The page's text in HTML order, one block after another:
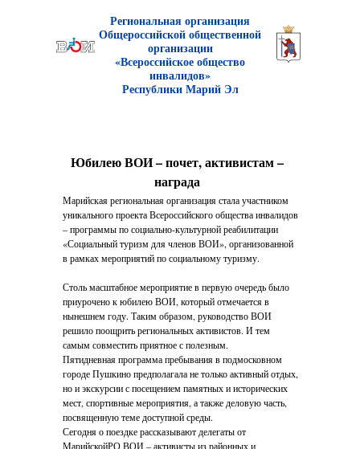
Региональная организация
Общероссийской общественной
организации
«Всероссийское общество
инвалидов»
Республики Марий Эл
Юбилею ВОИ – почет, активистам –
награда
Марийская региональная организация стала участником
уникального проекта Всероссийского общества инвалидов
– программы по социально-культурной реабилитации
«Социальный туризм для членов ВОИ», организованной
в рамках мероприятий по социальному туризму.
Столь масштабное мероприятие в первую очередь было
приурочено к юбилею ВОИ, который отмечается в
нынешнем году. Таким образом, руководство ВОИ
решило поощрить региональных активистов. И тем
самым совместить приятное с полезным.
Пятидневная программа пребывания в подмосковном
городе Пушкино предполагала не только активный отдых,
но и экскурсии с посещением памятных и исторических
мест, спортивные мероприятия, а также деловую часть,
посвященную теме доступной среды.
Сегодня о поездке рассказывают делегаты от
МарийскойРО ВОИ – активисты из районных и